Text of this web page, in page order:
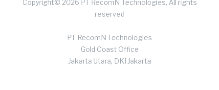
Copyright© 2026 PT RecomN Technologies, All rights
reserved
PT RecomN Technologies
Gold Coast Office
Jakarta Utara, DKI Jakarta